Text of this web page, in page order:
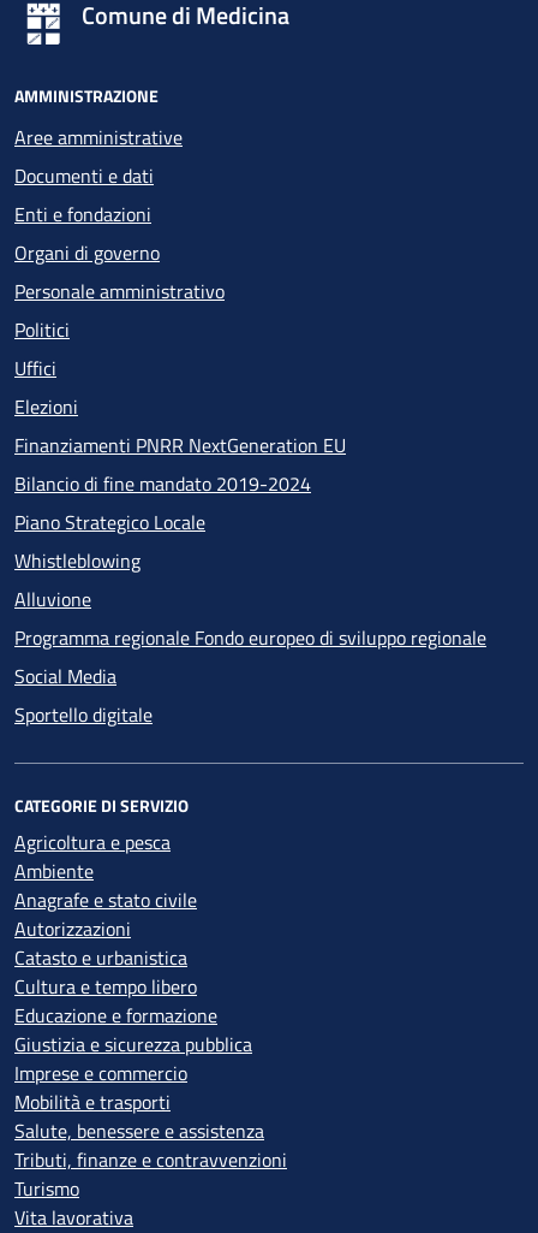
Comune di Medicina
AMMINISTRAZIONE
Aree amministrative
Documenti e dati
Enti e fondazioni
Organi di governo
Personale amministrativo
Politici
Uffici
Elezioni
Finanziamenti PNRR NextGeneration EU
Bilancio di fine mandato 2019-2024
Piano Strategico Locale
Whistleblowing
Alluvione
Programma regionale Fondo europeo di sviluppo regionale
Social Media
Sportello digitale
CATEGORIE DI SERVIZIO
Agricoltura e pesca
Ambiente
Anagrafe e stato civile
Autorizzazioni
Catasto e urbanistica
Cultura e tempo libero
Educazione e formazione
Giustizia e sicurezza pubblica
Imprese e commercio
Mobilità e trasporti
Salute, benessere e assistenza
Tributi, finanze e contravvenzioni
Turismo
Vita lavorativa